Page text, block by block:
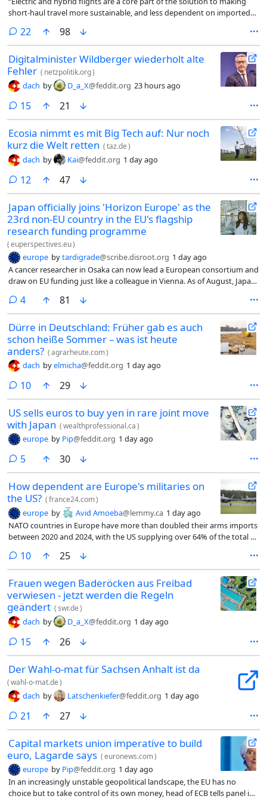
short-haul travel more sustainable, and less dependent on imported
22 comments
98
Digitalminister Wildberger wiederholt alte
Fehler ( netzpolitik.org)
dach by D_a_X@feddit.org 23 hours ago
15comments
21
Ecosia nimmt es mit Big Tech auf: Nur noch
kurz die Welt retten (taz.de)
dach by Kai@feddit.org 1 day ago
12 comments
47
Japan officially joins 'Horizon Europe' as the
23rd non-EU country in the EU's flagship
research funding programme
(euperspectives.eu)
europe bytardigrade@scribe.disroot.org 1 day ago
A cancer researcher in Osaka can now lead a European consortium and
draw on EU funding just like a colleague in Vienna. As of August, Japan
programme. It is by far the largest of the programme’s 23 associated
countries, bringing 123 million people into Europe’s scientific network.
4comments
81
Dürre in Deutschland: Früher gab es auch
schon heiße Sommer – was ist heute
anders? (agrarheute.com)
dach byelmicha@feddit.org 1 day ago
10comments
29
US sells euros to buy yen in rare joint move
with Japan (wealthprofessional.ca)
europe by Pip@feddit.org 1 day ago
5comments
30
How dependent are Europe's militaries on
the US? (france24.com)
europe by Avid Amoeba@lemmy.ca 1 day ago
NATO countries in Europe have more than doubled their arms imports
between 2020 and 2024, with the US supplying over 64% of the total –
10comments
25
Frauen wegen Baderöcken aus Freibad
verwiesen - jetzt werden die Regeln
geändert (swr.de)
dach by D_a_X@feddit.org 1 day ago
15comments
26
Der Wahl-o-mat für Sachsen Anhalt ist da
(wahl-o-mat.de)
dach by Latschenkiefer@feddit.org 1 day ago
21 comments
27
Capital markets union imperative to build
euro, Lagarde says (euronews.com)
europe by Pip@feddit.org 1 day ago
In an increasingly unstable geopolitical landscape, the EU has no
choice but to take control of its own money, head of ECB tells panel in